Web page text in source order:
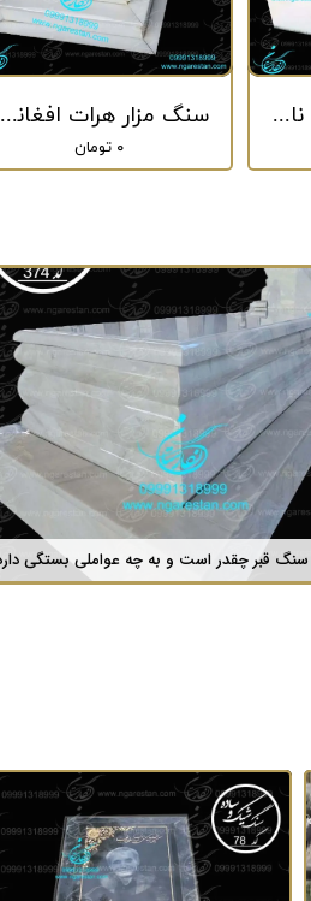
سنگ مزار هرات افغانستان طرح پله ای کد 336
۰ تومان
سنگ مزار نانو سفید نانو خارجی کد 22